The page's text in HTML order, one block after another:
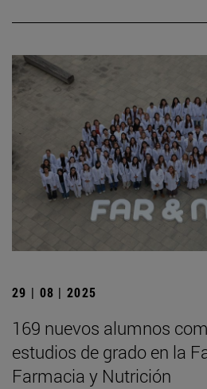
29 | 08 | 2025
169 nuevos alumnos
estudios de grado en la
Farmacia y Nutrición